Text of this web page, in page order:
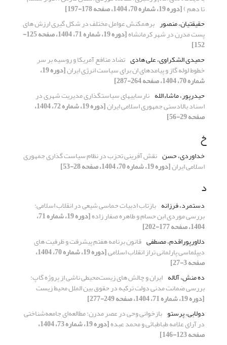
تا دهم )[دوره 19، شماره 70، 1404، صفحه 178-197]
حقیقتیان، منصور برهمکنش عوامل مختلف در شکل گیری ارزش های
پست مدرن در شهر کرمانشاه [دوره 19، شماره 71، 1404، صفحه 125-
152]
حمیدی الشکراوی، علی هادی تضاد منافع آمریکا و روسیه بر سر
خطوط لوله گاز و پیامدهای ان برای سیاست انرژی ایران [دوره 19،
شماره 70، 1404، صفحه 264-287]
حیدرپور، ماشاءالله نارسایی­های سیاستگذاری مدیریت شهری در
اسناد بالادستی جمهوری اسلامی ایران [دوره 19، شماره 72، 1404،
صفحه 29-56]
خ
خداوردی، حسن نقش آفرینی تحزب در نظام سیاست گذاری جمهوری
اسلامی ایران[دوره 19، شماره 70، 1404، صفحه 28-53]
د
دستمرد، فرزانه بازتاب ادبیات حماسی شیعی در انقلاب اسلامی:
بررسی موردی ابن حسام و طاهره صفار زاده [دوره 19، شماره 71،
1404، صفحه 177-202]
دلاورپوراقدم، مصطفی قانون برنامه هفتم پیشرفت و ظرفیت های
دیپلماسی پارلمانی تراز انقلاب اسلامی [دوره 19، شماره 70، 1404،
صفحه 3-27]
ده منش، آلاله ایران و چالش های زیست‌محیطی ناشی از پروژه گاپ:
بررسی ضمانت مدنی دولت ترکیه در حقوق بین الملل محیط زیست
[دوره 19، شماره 71، 1404، صفحه 249-277]
دولابی، پرستو بازخوانی وحی در عصر مدرن: مطالعه‌ای جامعه‌شناختی
در آرای علامه طباطبائی و محمد عبده [دوره 19، شماره 73، 1404،
صفحه 123-146]